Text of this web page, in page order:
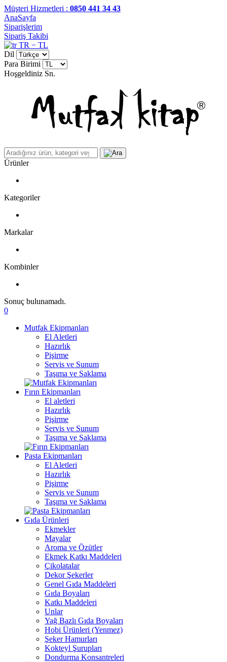
Müşteri Hizmetleri : 0850 441 34 43
AnaSayfa
Siparişlerim
Sipariş Takibi
TR − TL
Dil
Para Birimi
Hoşgeldiniz Sn.
Ürünler
Kategoriler
Markalar
Kombinler
Sonuç bulunamadı.
0
Mutfak Ekipmanları
El Aletleri
Hazırlık
Pişirme
Servis ve Sunum
Taşıma ve Saklama
Fırın Ekipmanları
El aletleri
Hazırlık
Pişirme
Servis ve Sunum
Taşıma ve Saklama
Pasta Ekipmanları
El Aletleri
Hazırlık
Pişirme
Servis ve Sunum
Taşıma ve Saklama
Gıda Ürünleri
Ekmekler
Mayalar
Aroma ve Özütler
Ekmek Katkı Maddeleri
Çikolatalar
Dekor Şekerler
Genel Gıda Maddeleri
Gıda Boyaları
Katkı Maddeleri
Unlar
Yağ Bazlı Gıda Boyaları
Hobi Ürünleri (Yenmez)
Şeker Hamurları
Kokteyl Şurupları
Dondurma Konsantreleri